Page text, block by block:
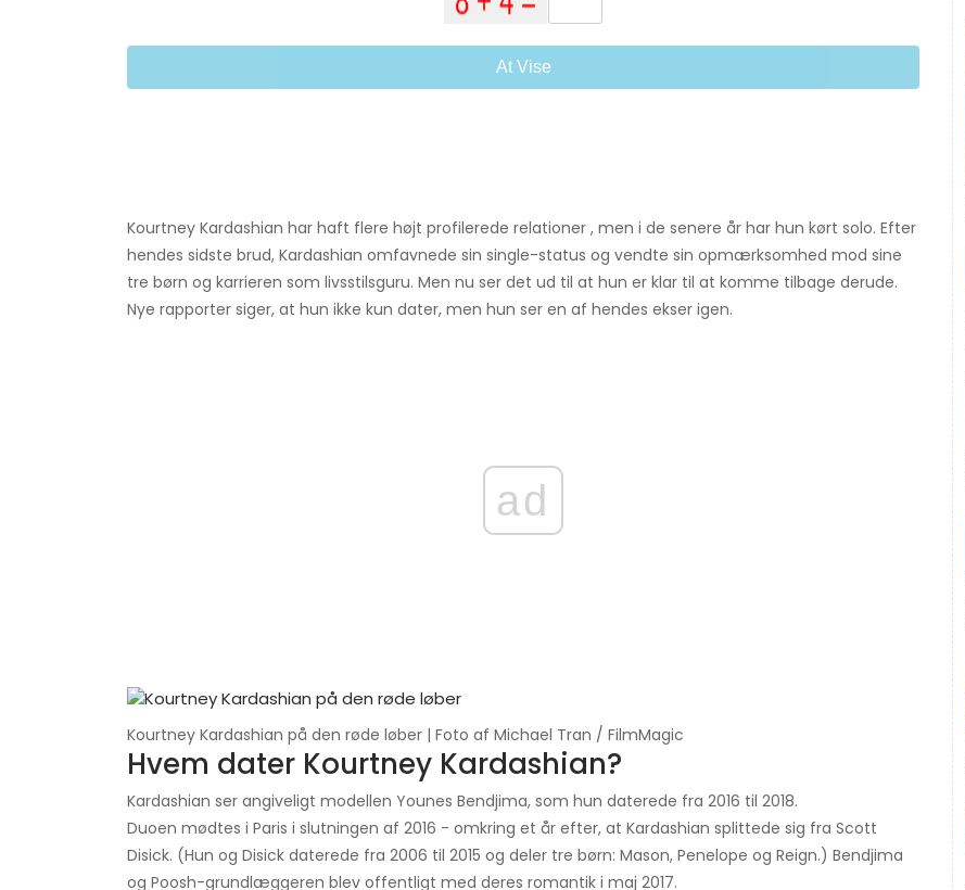
At Vise
Kourtney Kardashian har haft flere højt profilerede relationer , men i de senere år har hun kørt solo. Efter
hendes sidste brud, Kardashian omfavnede sin single-status og vendte sin opmærksomhed mod sine
tre børn og karrieren som livsstilsguru. Men nu ser det ud til at hun er klar til at komme tilbage derude.
Nye rapporter siger, at hun ikke kun dater, men hun ser en af ​​hendes ekser igen.
ad
Kourtney Kardashian på den røde løber | Foto af Michael Tran / FilmMagic
Hvem dater Kourtney Kardashian?
Kardashian ser angiveligt modellen Younes Bendjima, som hun daterede fra 2016 til 2018.
Duoen mødtes i Paris i slutningen af ​​2016 - omkring et år efter, at Kardashian splittede sig fra Scott
Disick. (Hun og Disick daterede fra 2006 til 2015 og deler tre børn: Mason, Penelope og Reign.) Bendjima
og Poosh-grundlæggeren blev offentligt med deres romantik i maj 2017.